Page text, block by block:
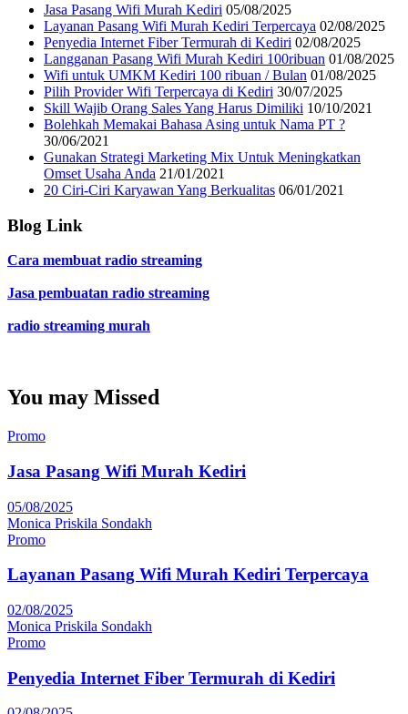
Jasa Pasang Wifi Murah Kediri 05/08/2025
Layanan Pasang Wifi Murah Kediri Terpercaya 02/08/2025
Penyedia Internet Fiber Termurah di Kediri 02/08/2025
Langganan Pasang Wifi Murah Kediri 100ribuan 01/08/2025
Wifi untuk UMKM Kediri 100 ribuan / Bulan 01/08/2025
Pilih Provider Wifi Terpercaya di Kediri 30/07/2025
Skill Wajib Orang Sales Yang Harus Dimiliki 10/10/2021
Bolehkah Memakai Bahasa Asing untuk Nama PT ?
30/06/2021
Gunakan Strategi Marketing Mix Untuk Meningkatkan
Omset Usaha Anda 21/01/2021
20 Ciri-Ciri Karyawan Yang Berkualitas 06/01/2021
Blog Link
Cara membuat radio streaming
Jasa pembuatan radio streaming
radio streaming murah
You may Missed
Promo
Jasa Pasang Wifi Murah Kediri
05/08/2025
Monica Priskila Sondakh
Promo
Layanan Pasang Wifi Murah Kediri Terpercaya
02/08/2025
Monica Priskila Sondakh
Promo
Penyedia Internet Fiber Termurah di Kediri